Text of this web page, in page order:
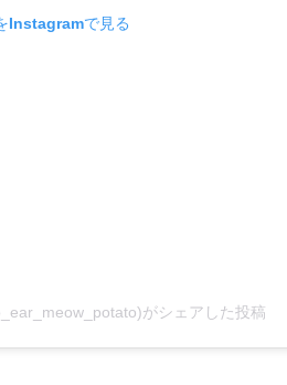
Instagramで見る
がシェアした投稿